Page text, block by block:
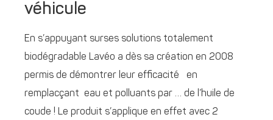
véhicule
En s’appuyant surses solutions totalement
biodégradable Lavéo a dès sa création en 2008
permis de démontrer leur efficacité en
remplacçant eau et polluants par … de l’huile de
coude ! Le produit s’applique en effet avec 2